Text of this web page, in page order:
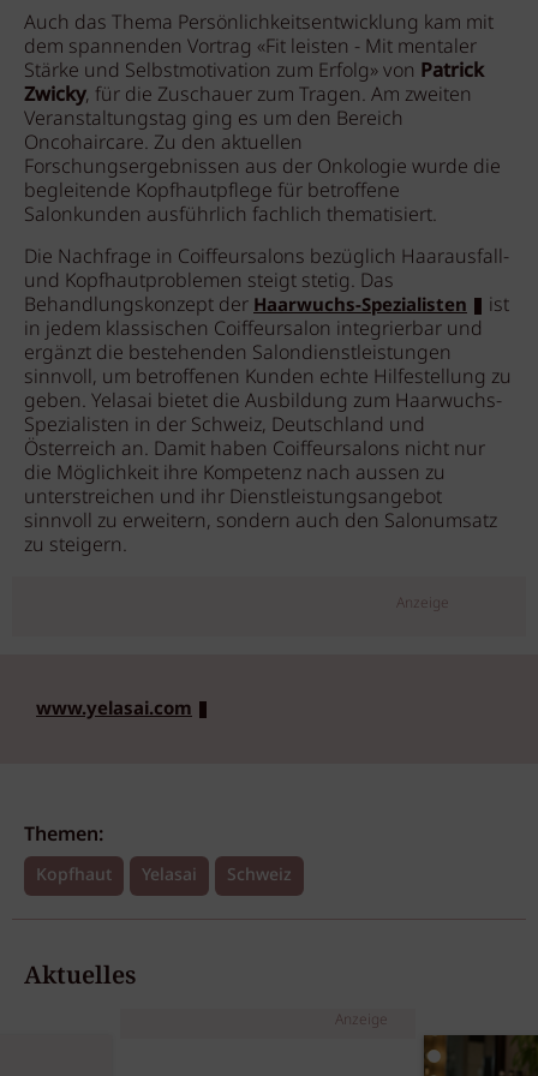
Auch das Thema Persönlichkeitsentwicklung kam mit
dem spannenden Vortrag «Fit leisten - Mit mentaler
Stärke und Selbstmotivation zum Erfolg» von Patrick
Zwicky, für die Zuschauer zum Tragen. Am zweiten
Veranstaltungstag ging es um den Bereich
Oncohaircare. Zu den aktuellen
Forschungsergebnissen aus der Onkologie wurde die
begleitende Kopfhautpflege für betroffene
Salonkunden ausführlich fachlich thematisiert.
Die Nachfrage in Coiffeursalons bezüglich Haarausfall-
und Kopfhautproblemen steigt stetig. Das
Behandlungskonzept derHaarwuchs-Spezialisten
ist
in jedem klassischen Coiffeursalon integrierbar und
ergänzt die bestehenden Salondienstleistungen
sinnvoll, um betroffenen Kunden echte Hilfestellung zu
geben. Yelasai bietet die Ausbildung zum Haarwuchs-
Spezialisten in der Schweiz, Deutschland und
Österreich an. Damit haben Coiffeursalons nicht nur
die Möglichkeit ihre Kompetenz nach aussen zu
unterstreichen und ihr Dienstleistungsangebot
sinnvoll zu erweitern, sondern auch den Salonumsatz
zu steigern.
Anzeige
www.yelasai.com
Themen:
Kopfhaut Yelasai Schweiz
Aktuelles
Anzeige